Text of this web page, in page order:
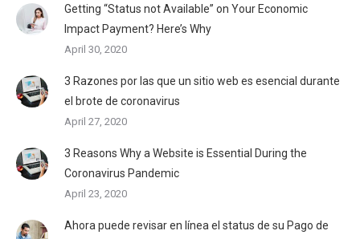
Getting “Status not Available” on Your Economic
Impact Payment? Here’s Why
April 30, 2020
3 Razones por las que un sitio web es esencial durante
el brote de coronavirus
April 27, 2020
3 Reasons Why a Website is Essential During the
Coronavirus Pandemic
April 23, 2020
Ahora puede revisar en línea el status de su Pago de